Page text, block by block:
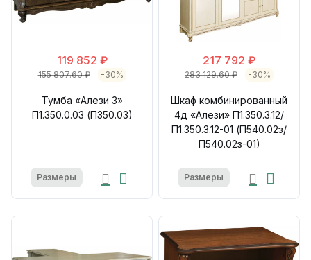
119 852 ₽
155 807.60 ₽ -30%
Тумба «Алези 3»
П1.350.0.03 (П350.03)
Размеры
217 792 ₽
283 129.60 ₽ -30%
Шкаф комбинированный
4д «Алези» П1.350.3.12/
П1.350.3.12-01 (П540.02з/
П540.02з-01)
Размеры